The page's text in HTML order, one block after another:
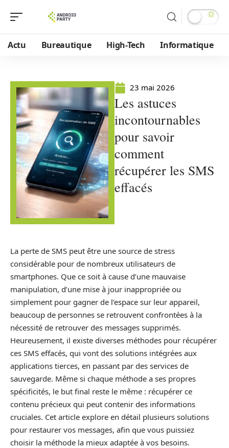
Actu Bureautique High-Tech Informatique
23 mai 2026
Les astuces
incontournables
pour savoir
comment
récupérer les SMS
effacés
La perte de SMS peut être une source de stress
considérable pour de nombreux utilisateurs de
smartphones. Que ce soit à cause d’une mauvaise
manipulation, d’une mise à jour inappropriée ou
simplement pour gagner de l’espace sur leur appareil,
beaucoup de personnes se retrouvent confrontées à la
nécessité de retrouver des messages supprimés.
Heureusement, il existe diverses méthodes pour récupérer
ces SMS effacés, qui vont des solutions intégrées aux
applications tierces, en passant par des services de
sauvegarde. Même si chaque méthode a ses propres
spécificités, le but final reste le même : récupérer ce
contenu précieux qui peut contenir des informations
cruciales. Cet article explore en détail plusieurs solutions
pour restaurer vos messages, afin que vous puissiez
choisir la méthode la mieux adaptée à vos besoins.